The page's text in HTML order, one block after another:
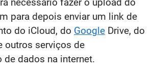
necessário fazer o upload do
para depois enviar um link de
do iCloud, do Google Drive, do
outros serviços de
de dados na internet.